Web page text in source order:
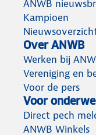
ANWB
Kampioen
Over ANWB
Werken bij
Vereniging en
Voor de pers
Voor
Direct pech
ANWB Winkels